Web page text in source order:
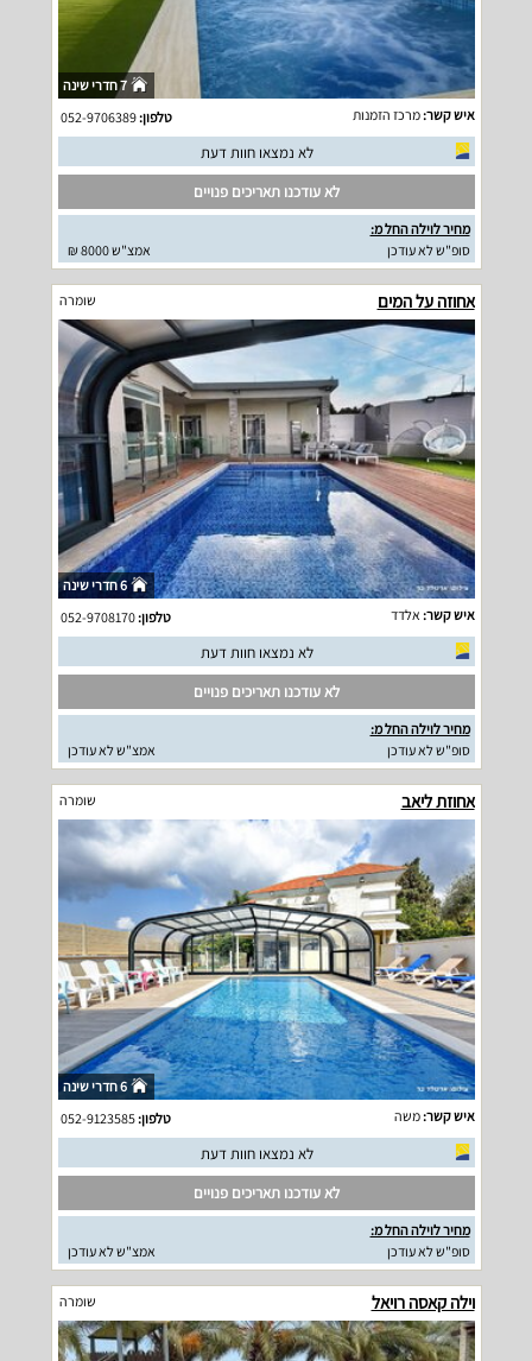
7 חדרי שינה
איש קשר:מרכז הזמנות טלפון:052-9706389
לא נמצאו חוות דעת
לא עודכנו תאריכים פנויים
מחיר לוילה החל מ:
סופ"ש לא עודכן
אמצ"ש 8000 ₪
אחוזה על המים שומרה
6 חדרי שינה
איש קשר: אלדד טלפון:052-9708170
לא נמצאו חוות דעת
לא עודכנו תאריכים פנויים
מחיר לוילה החל מ:
סופ"ש לא עודכן
אמצ"ש לא עודכן
אחוזת ליאב שומרה
6 חדרי שינה
איש קשר:משה טלפון:052-9123585
לא נמצאו חוות דעת
לא עודכנו תאריכים פנויים
מחיר לוילה החל מ:
סופ"ש לא עודכן
אמצ"ש לא עודכן
וילה קאסה רויאל שומרה